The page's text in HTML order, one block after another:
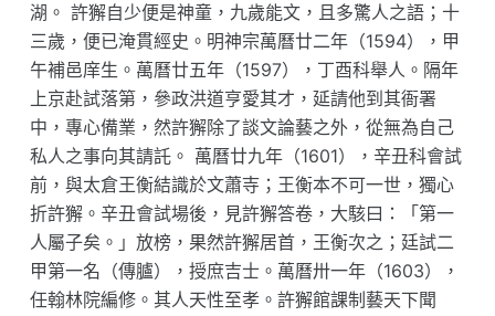
湖。 許獬自少便是神童，九歲能文，且多驚人之語；十
三歲，便已淹貫經史。明神宗萬曆廿二年（1594），甲
午補邑庠生。萬曆廿五年（1597），丁酉科舉人。隔年
上京赴試落第，參政洪道亨愛其才，延請他到其衙署
中，專心備業，然許獬除了談文論藝之外，從無為自己
私人之事向其請託。 萬曆廿九年（1601），辛丑科會試
前，與太倉王衡結識於文蕭寺；王衡本不可一世，獨心
折許獬。辛丑會試場後，見許獬答卷，大駭曰：「第一
人屬子矣。」放榜，果然許獬居首，王衡次之；廷試二
甲第一名（傳臚），授庶吉士。萬曆卅一年（1603），
任翰林院編修。其人天性至孝。許獬館課制藝天下聞